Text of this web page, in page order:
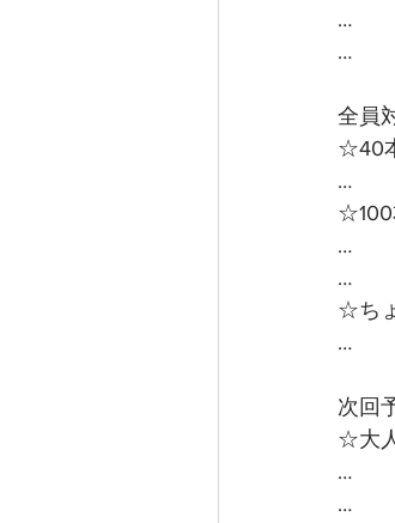
…
…
全員
☆40
…
☆100
…
…
☆ち
…
次回
☆大
…
…